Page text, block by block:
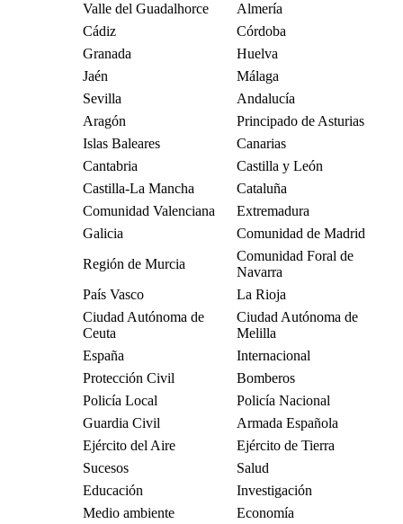
Valle del Guadalhorce
Almería
Cádiz
Córdoba
Granada
Huelva
Jaén
Málaga
Sevilla
Andalucía
Aragón
Principado de Asturias
Islas Baleares
Canarias
Cantabria
Castilla y León
Castilla-La Mancha
Cataluña
Comunidad Valenciana
Extremadura
Galicia
Comunidad de Madrid
Región de Murcia
Comunidad Foral de
Navarra
País Vasco
La Rioja
Ciudad Autónoma de
Ceuta
Ciudad Autónoma de
Melilla
España
Internacional
Protección Civil
Bomberos
Policía Local
Policía Nacional
Guardia Civil
Armada Española
Ejército del Aire
Ejército de Tierra
Sucesos
Salud
Educación
Investigación
Medio ambiente
Economía